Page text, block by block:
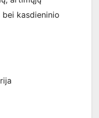
kasdieninio